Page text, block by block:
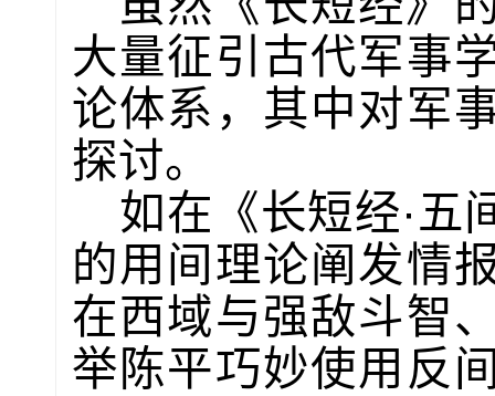
大量征引古代军事
论体系，其中对军
探讨。
如在《长短经·五
的用间理论阐发情
在西域与强敌斗智
举陈平巧妙使用反